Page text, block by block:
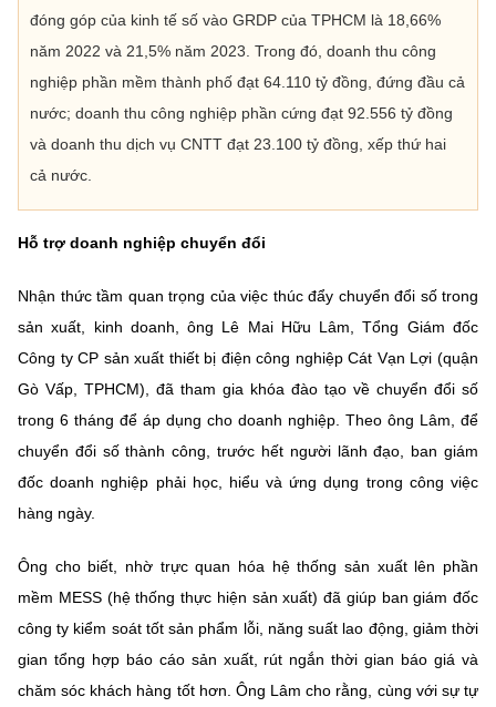
đóng góp của kinh tế số vào GRDP của TPHCM là 18,66%
năm 2022 và 21,5% năm 2023. Trong đó, doanh thu công
nghiệp phần mềm thành phố đạt 64.110 tỷ đồng, đứng đầu cả
nước; doanh thu công nghiệp phần cứng đạt 92.556 tỷ đồng
và doanh thu dịch vụ CNTT đạt 23.100 tỷ đồng, xếp thứ hai
cả nước.
Hỗ trợ doanh nghiệp chuyển đổi
Nhận thức tầm quan trọng của việc thúc đẩy chuyển đổi số trong
sản xuất, kinh doanh, ông Lê Mai Hữu Lâm, Tổng Giám đốc
Công ty CP sản xuất thiết bị điện công nghiệp Cát Vạn Lợi (quận
Gò Vấp, TPHCM), đã tham gia khóa đào tạo về chuyển đổi số
trong 6 tháng để áp dụng cho doanh nghiệp. Theo ông Lâm, để
chuyển đổi số thành công, trước hết người lãnh đạo, ban giám
đốc doanh nghiệp phải học, hiểu và ứng dụng trong công việc
hàng ngày.
Ông cho biết, nhờ trực quan hóa hệ thống sản xuất lên phần
mềm MESS (hệ thống thực hiện sản xuất) đã giúp ban giám đốc
công ty kiểm soát tốt sản phẩm lỗi, năng suất lao động, giảm thời
gian tổng hợp báo cáo sản xuất, rút ngắn thời gian báo giá và
chăm sóc khách hàng tốt hơn. Ông Lâm cho rằng, cùng với sự tự